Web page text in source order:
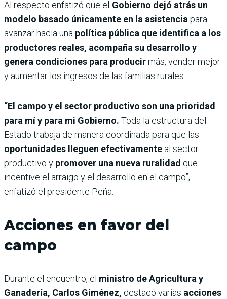
Al respecto enfatizó que e l Gobierno dejó atrás un
modelo basado únicamente en la asistencia para
avanzar hacia una política pública que identifica a los
productores reales, acompaña su desarrollo y
genera condiciones para producirmás, vender mejor
y aumentar los ingresos de las familias rurales.
“El campo y el sector productivo son una prioridad
para mí y para mi Gobierno. Toda la estructura del
Estado trabaja de manera coordinada para que las
oportunidades lleguen efectivamente al sector
productivo y promover una nueva ruralidad que
incentive el arraigo y el desarrollo en el campo”,
enfatizó el presidente Peña.
Acciones en favor del
campo
Durante el encuentro, el ministro de Agricultura y
Ganadería, Carlos Giménez, destacó varias acciones